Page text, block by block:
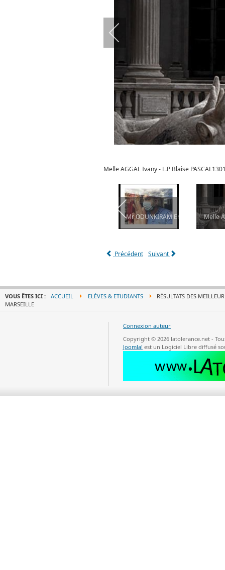
Melle AGGAL Ivany - L.P Blaise
- L.P Blaise PASCAL13012 MARSEILLEMr ODUNKIRAM Emrah - L.P Blaise
Melle
Précédent Suivant
VOUS ÊTES ICI : ACCUEIL ELÈVES & ETUDIANTS
RÉSULTATS DES
MARSEILLE
Connexion auteur
Copyright © 2026 latolerance.net -
Joomla! est un Logiciel Libre diffusé